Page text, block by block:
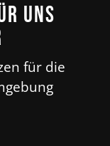
uns
für die